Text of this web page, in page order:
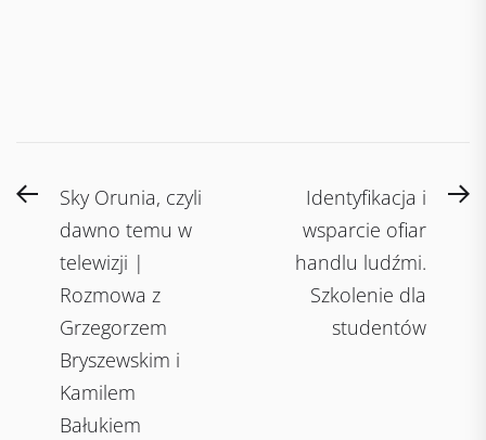
Post
navigation
PreviousSky Orunia, czyli
dawno temu w
telewizji |
Rozmowa z
Grzegorzem
Bryszewskim i
Kamilem
Bałukiem
Identyfikacja i
wsparcie ofiar
handlu ludźmi.
Szkolenie dla
studentów